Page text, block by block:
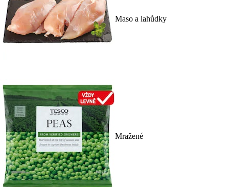
Maso a lahůdky
Mražené